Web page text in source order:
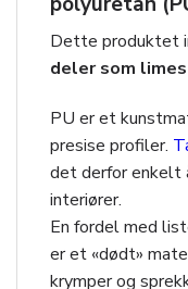
Dette produktet
deler som
PU er et
presise profiler.
det derfor enkelt
interiører.
En fordel med
er et «dødt»
krymper og